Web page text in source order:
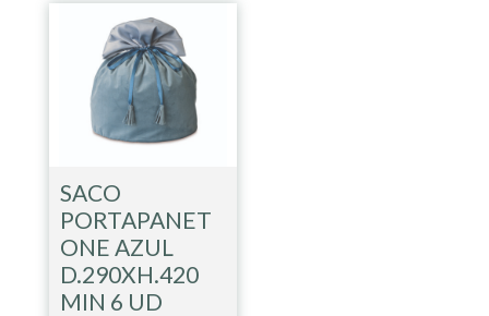
SACO
PORTAPANET
ONE AZUL
D.290XH.420
MIN 6 UD